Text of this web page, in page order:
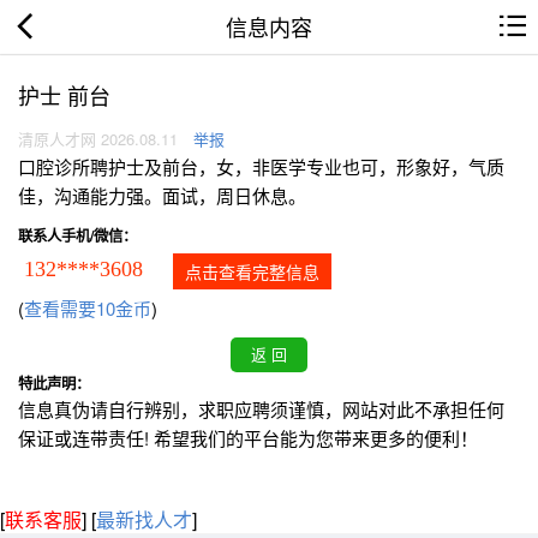
信息内容
护士 前台
清原人才网 2026.08.11 举报
口腔诊所聘护士及前台，女，非医学专业也可，形象好，气质
佳，沟通能力强。面试，周日休息。
联系人手机/微信：
132****3608 点击查看完整信息
(查看需要10金币)
特此声明：
信息真伪请自行辨别，求职应聘须谨慎，网站对此不承担任何
保证或连带责任! 希望我们的平台能为您带来更多的便利！
[联系客服] [最新找人才]